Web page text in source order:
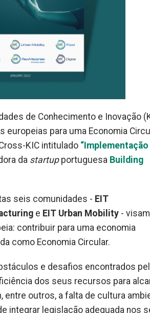
de Conhecimento e Inovação
para uma Economia
KIC intitulado “Implementação
da startup portuguesa Building
seis comunidades - EIT
e EIT Urban Mobility - visam
contribuir para uma economia
como Economia Circular.
e desafios encontrados
dos seus recursos para
outros, a falta de cultura
integrar legislação adequada nos